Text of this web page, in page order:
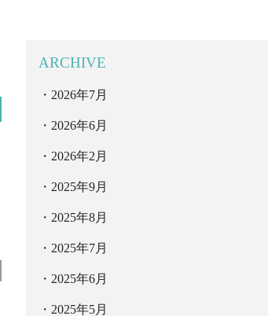
ARCHIVE
2026年7月
2026年6月
2026年2月
2025年9月
2025年8月
2025年7月
2025年6月
2025年5月